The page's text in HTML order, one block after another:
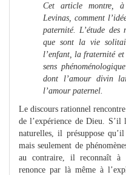
Cet article montre,
Levinas, comment
paternité. L’étude des
que sont la vie
l’enfant, la fraternité et
sens
dont l’amour divin
l’amour paternel.
Le discours rationnel
de l’expérience de Dieu. S’il
naturelles, il présuppose
mais seulement de
au contraire, il reconnaît à
renonce par là même à